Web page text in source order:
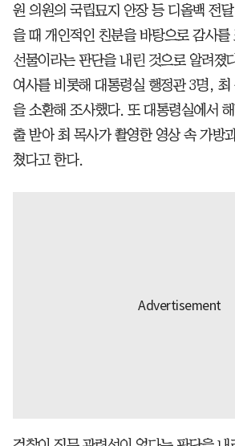
원 의원의 국립묘지 안장 등 디올백 전
을 때 개인적인 친분을 바탕으로 감사를
선물이라는 판단을 내린 것으로 알려졌
여사를 비롯해 대통령실 행정관 3명, 최
을 소환해 조사했다. 또 대통령실에서
출 받아 최 목사가 촬영한 영상 속 가방
쳤다고 한다.